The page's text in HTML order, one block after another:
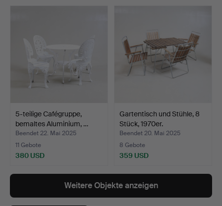
5-teilige Cafégruppe,
bemaltes Aluminium, …
Beendet 22. Mai 2025
11 Gebote
380 USD
Gartentisch und Stühle, 8
Stück, 1970er.
Beendet 20. Mai 2025
8 Gebote
359 USD
Weitere Objekte anzeigen